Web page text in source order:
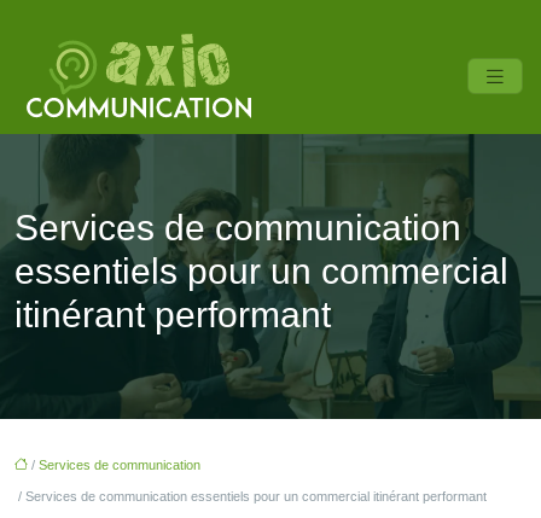
Services de communication
essentiels pour un commercial
itinérant performant
/ Services de communication
/ Services de communication essentiels pour un commercial itinérant performant